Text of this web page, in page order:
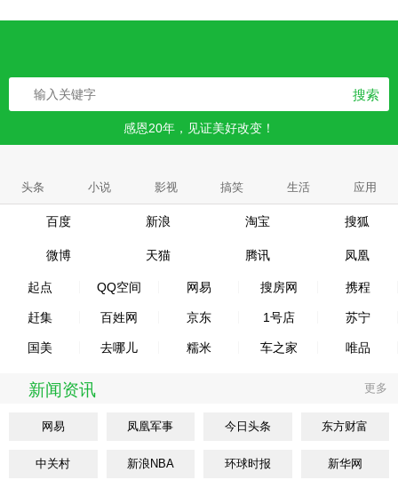
搜索
感恩20年，见证美好改变！
头条 小说 影视 搞笑 生活 应用
百度 新浪 淘宝 搜狐
微博 天猫 腾讯 凤凰
起点 QQ空间 网易 搜房网 携程
赶集 百姓网 京东 1号店 苏宁
国美 去哪儿 糯米 车之家 唯品
新闻资讯 更多
网易 凤凰军事 今日头条 东方财富
中关村 新浪NBA 环球时报 新华网